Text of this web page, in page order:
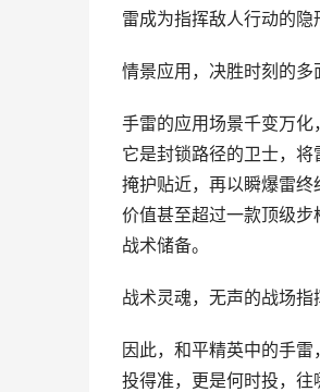
雷成为指挥敌人行动的隐
情景应用，决胜时刻的多
手雷的应用场景千变万化
它是封锁路径的卫士，
掩护贴近，再以瞬爆雷
价值甚至超过一款顶级
战术储备。
战术灵魂，无声的战场指
因此，和平精英中的手
投得准，更是何时投，